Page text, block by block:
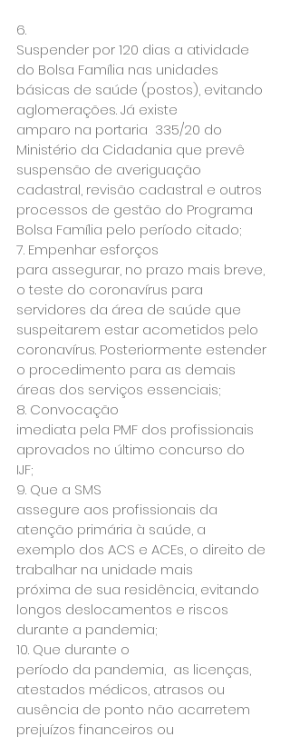
6.
Suspender por 120 dias a atividade
do Bolsa Família nas unidades
básicas de saúde (postos), evitando
aglomerações. Já existe
amparo na portaria  335/20 do
Ministério da Cidadania que prevê
suspensão de averiguação
cadastral, revisão cadastral e outros
processos de gestão do Programa
Bolsa Família pelo período citado;
7. Empenhar esforços
para assegurar, no prazo mais breve,
o teste do coronavírus para
servidores da área de saúde que
suspeitarem estar acometidos pelo
coronavírus. Posteriormente estender
o procedimento para as demais
áreas dos serviços essenciais;
8. Convocação
imediata pela PMF dos profissionais
aprovados no último concurso do
IJF;
9. Que a SMS
assegure aos profissionais da
atenção primária à saúde, a
exemplo dos ACS e ACEs, o direito de
trabalhar na unidade mais
próxima de sua residência, evitando
longos deslocamentos e riscos
durante a pandemia;
10. Que durante o
período da pandemia,  as licenças,
atestados médicos, atrasos ou
ausência de ponto não acarretem
prejuízos financeiros ou